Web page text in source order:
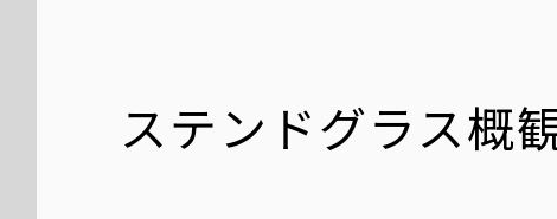
ステンドグラス概